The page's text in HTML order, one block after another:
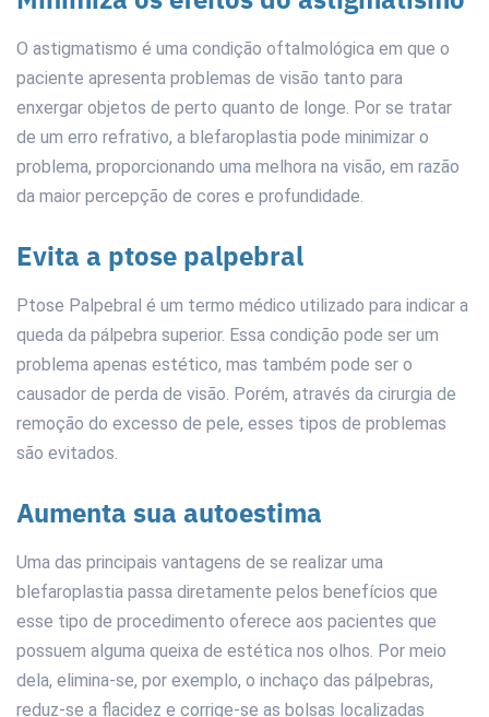
O astigmatismo é uma condição oftalmológica em que o
paciente apresenta problemas de visão tanto para
enxergar objetos de perto quanto de longe. Por se tratar
de um erro refrativo, a blefaroplastia pode minimizar o
problema, proporcionando uma melhora na visão, em razão
da maior percepção de cores e profundidade.
Evita a ptose palpebral
Ptose Palpebral é um termo médico utilizado para indicar a
queda da pálpebra superior. Essa condição pode ser um
problema apenas estético, mas também pode ser o
causador de perda de visão. Porém, através da cirurgia de
remoção do excesso de pele, esses tipos de problemas
são evitados.
Aumenta sua autoestima
Uma das principais vantagens de se realizar uma
blefaroplastia passa diretamente pelos benefícios que
esse tipo de procedimento oferece aos pacientes que
possuem alguma queixa de estética nos olhos. Por meio
dela, elimina-se, por exemplo, o inchaço das pálpebras,
reduz-se a ﬂacidez e corrige-se as bolsas localizadas